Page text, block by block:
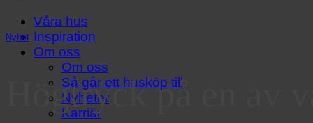
Våra hus
Inspiration
Om oss
Om oss
Så går ett husköp till
Nyheter
Karriär
Nyhet
Högtryck på en av